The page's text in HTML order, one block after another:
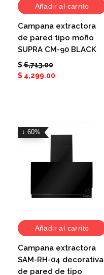
Añadir al carrito
Campana extractora
de pared tipo moño
SUPRA CM-90 BLACK
$ 6,713.00
$ 4,299.00
↓ 60%
Añadir al carrito
Campana extractora
SAM-RH-04 decorativa
de pared de tipo